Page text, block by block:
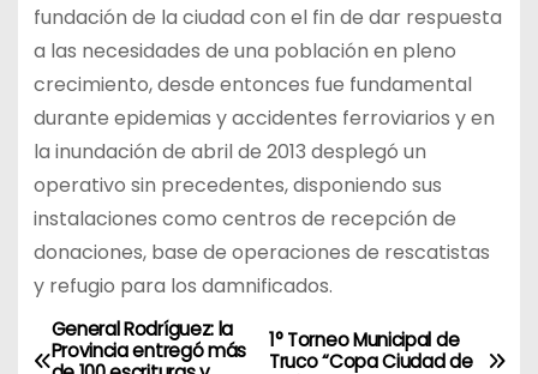
fundación de la ciudad con el fin de dar respuesta
a las necesidades de una población en pleno
crecimiento, desde entonces fue fundamental
durante epidemias y accidentes ferroviarios y en
la inundación de abril de 2013 desplegó un
operativo sin precedentes, disponiendo sus
instalaciones como centros de recepción de
donaciones, base de operaciones de rescatistas
y refugio para los damnificados.
N
1° Torneo Municipal de
Truco “Copa Ciudad de
General Rodríguez: la
Provincia entregó más